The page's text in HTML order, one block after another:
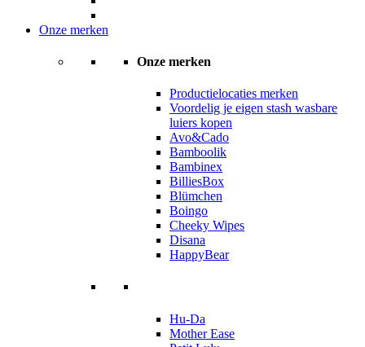
Onze merken
Onze merken
Productielocaties merken
Voordelig je eigen stash wasbare
luiers kopen
Avo&Cado
Bamboolik
Bambinex
BilliesBox
Blümchen
Boingo
Cheeky Wipes
Disana
HappyBear
Hu-Da
Mother Ease